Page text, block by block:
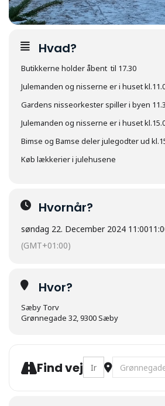
Hvad?
Butikkerne holder åbent til 17.30
Julemanden og nisserne er i huset
Gardens nisseorkester spiller i byen
Julemanden og nisserne er i huset
Bimse og Bamse deler julegodter ud
Køb lækkerier i julehusene
Hvornår?
søndag 22. December 2024 11:00
(GMT+01:00)
Hvor?
Sæby Torv
Grønnegade 32, 9300 Sæby
Find vej Address - Jul på
Destination